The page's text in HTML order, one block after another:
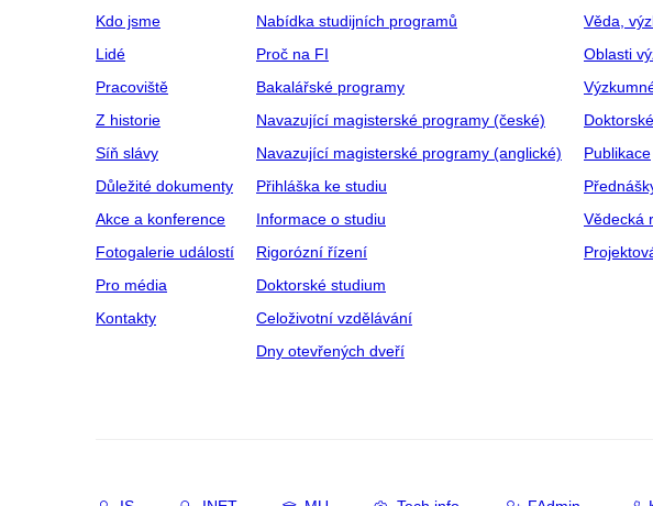
Kdo jsme
Lidé
Pracoviště
Z historie
Síň slávy
Důležité dokumenty
Akce a konference
Fotogalerie událostí
Pro média
Kontakty
Nabídka studijních programů
Proč na FI
Bakalářské programy
Navazující magisterské programy (české)
Navazující magisterské programy (anglické)
Přihláška ke studiu
Informace o studiu
Rigorózní řízení
Doktorské studium
Celoživotní vzdělávání
Dny otevřených dveří
Věda,
Oblasti
Publikace
Vědecká